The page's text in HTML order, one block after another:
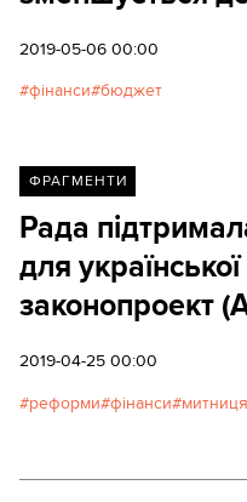
2019-05-06 00:00
фінанси бюджет
ФРАГМЕНТИ
Рада
для
законопроект
2019-04-25 00:00
реформи фінанси митниця